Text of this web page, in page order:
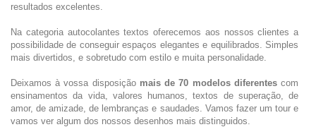
resultados excelentes.
Na categoria autocolantes textos oferecemos aos nossos clientes a
possibilidade de conseguir espaços elegantes e equilibrados. Simples
mais divertidos, e sobretudo com estilo e muita personalidade.
Deixamos à vossa disposição mais de 70 modelos diferentescom
ensinamentos da vida, valores humanos, textos de superação, de
amor, de amizade, de lembranças e saudades. Vamos fazer um tour e
vamos ver algum dos nossos desenhos mais distinguidos.